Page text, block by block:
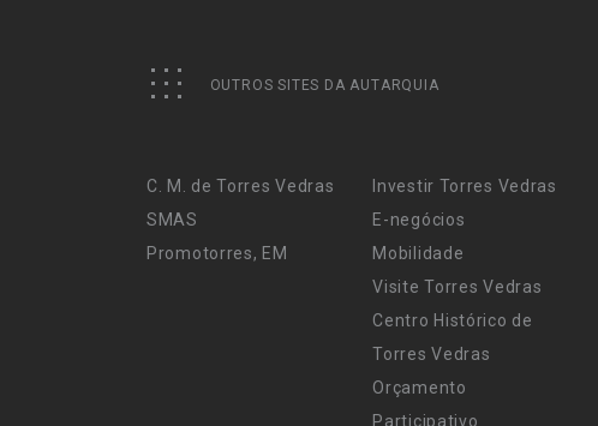
OUTROS SITES DA AUTARQUIA
C. M. de Torres Vedras
SMAS
Promotorres, EM
Investir Torres Vedras
E-negócios
Mobilidade
Visite Torres Vedras
Centro Histórico de
Torres Vedras
Orçamento
Participativo